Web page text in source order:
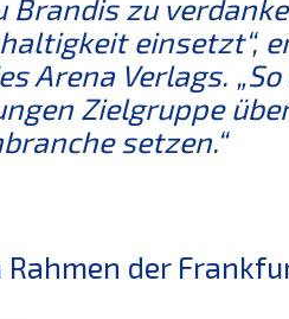
zu
einsetzt“,
Arena Verlags.
Zielgruppe
setzen.“
der